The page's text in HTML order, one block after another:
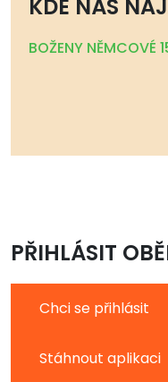
KDE NÁS
BOŽENY NĚMCOVÉ
PŘIHLÁSIT
Chci se přihlásit
Stáhnout aplikaci